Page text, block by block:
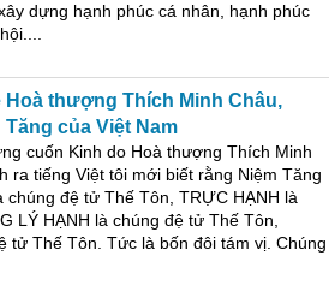
dựng hạnh phúc cá nhân, hạnh phúc
Hoà thượng Thích Minh Châu,
của Việt Nam
cuốn Kinh do Hoà thượng Thích Minh
ra tiếng Việt tôi mới biết rằng Niệm Tăng
chúng đệ tử Thế Tôn, TRỰC HẠNH là
LÝ HẠNH là chúng đệ tử Thế Tôn,
tử Thế Tôn. Tức là bốn đôi tám vị. Chúng